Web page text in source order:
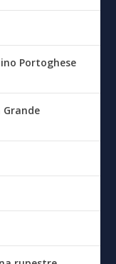
Portoghese
Grande